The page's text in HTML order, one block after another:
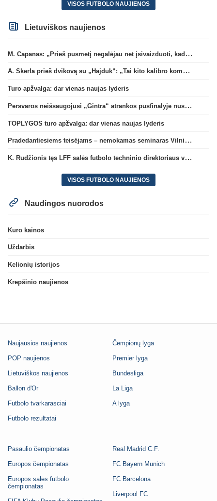
VISOS FUTBOLO NAUJIENOS
Lietuviškos naujienos
M. Capanas: „Prieš pusmetį negalėjau net įsivaizduoti, kad žaisime prieš „Hajduk“
A. Skerla prieš dvikovą su „Hajduk“: „Tai kito kalibro komanda“
Turo apžvalga: dar vienas naujas lyderis
Persvaros neišsaugojusi „Gintra“ atrankos pusfinalyje nusileido Škotijos čempionėms
TOPLYGOS turo apžvalga: dar vienas naujas lyderis
Pradedantiesiems teisėjams – nemokamas seminaras Vilniuje šį penktadienį
K. Rudžionis tęs LFF salės futbolo techninio direktoriaus veiklą
VISOS FUTBOLO NAUJIENOS
Naudingos nuorodos
Kuro kainos
Uždarbis
Kelionių istorijos
Krepšinio naujienos
Naujausios naujienos
POP naujienos
Lietuviškos naujienos
Ballon d'Or
Futbolo tvarkarasciai
Futbolo rezultatai
Čempionų lyga
Premier lyga
Bundesliga
La Liga
A lyga
Pasaulio čempionatas
Europos čempionatas
Europos salės futbolo
čempionatas
Real Madrid C.F.
FC Bayern Munich
FC Barcelona
Liverpool FC